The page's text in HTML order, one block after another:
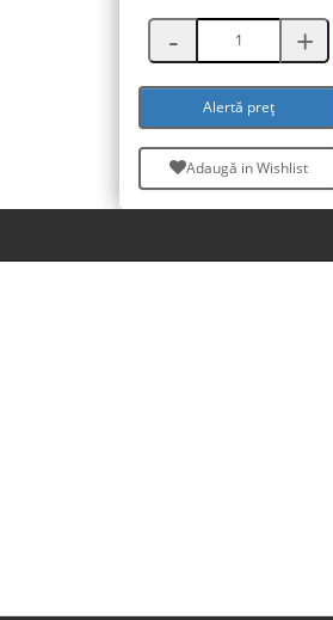
Alertă preț
Adaugă in Wishlist